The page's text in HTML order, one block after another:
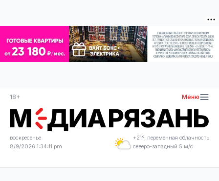
18+ Меню
воскресенье
8/9/2026 1:34:11 pm
+21°, переменная облачность
северо-западный 5 м/с